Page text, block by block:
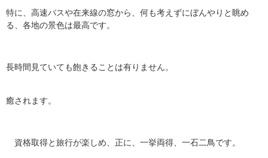
特に、高速バスや在来線の窓から、何も考えずにぼんやりと眺め
る、各地の景色は最高です。
長時間見ていても飽きることは有りません。
癒されます。
資格取得と旅行が楽しめ、正に、一挙両得、一石二鳥です。